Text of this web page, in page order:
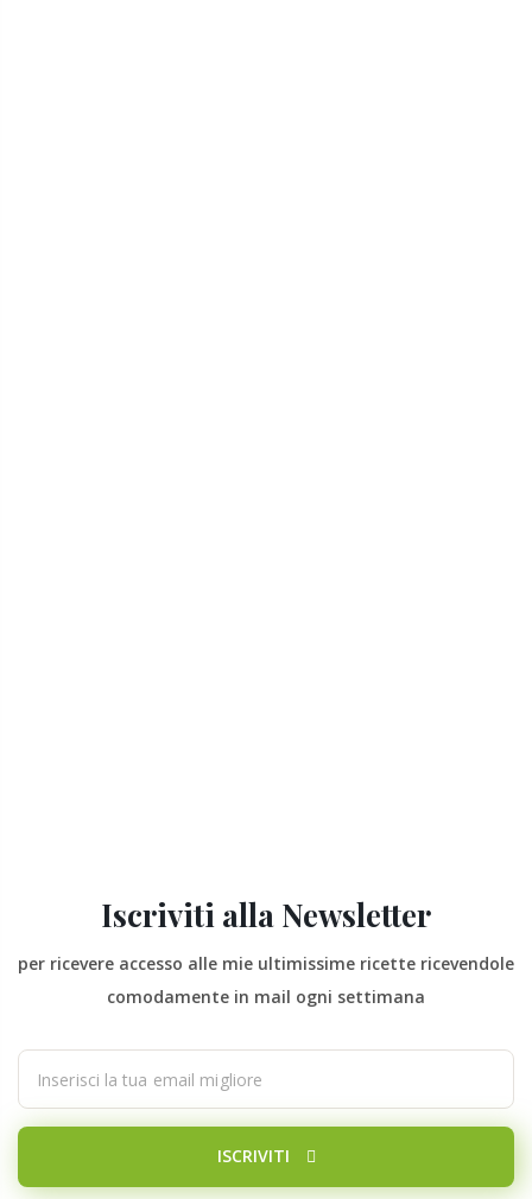
Iscriviti alla Newsletter
per ricevere accesso alle mie ultimissime ricette ricevendole
comodamente in mail ogni settimana
ISCRIVITI